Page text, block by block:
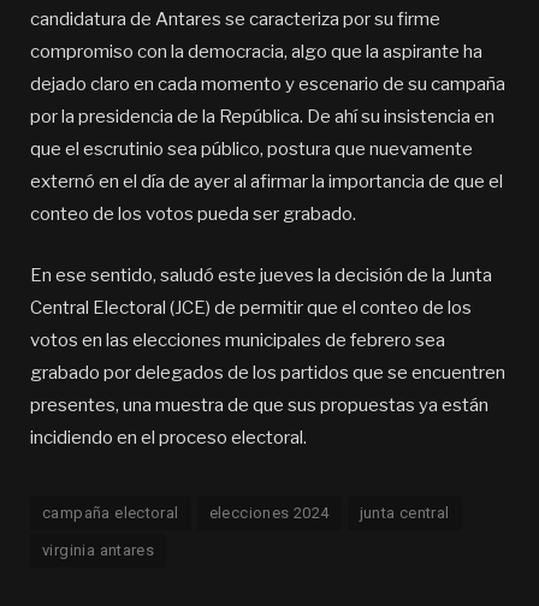
candidatura de Antares se caracteriza por su firme
compromiso con la democracia, algo que la aspirante ha
dejado claro en cada momento y escenario de su campaña
por la presidencia de la República. De ahí su insistencia en
que el escrutinio sea público, postura que nuevamente
externó en el día de ayer al afirmar la importancia de que el
conteo de los votos pueda ser grabado.
En ese sentido, saludó este jueves la decisión de la Junta
Central Electoral (JCE) de permitir que el conteo de los
votos en las elecciones municipales de febrero sea
grabado por delegados de los partidos que se encuentren
presentes, una muestra de que sus propuestas ya están
incidiendo en el proceso electoral.
campaña electoral elecciones 2024 junta central
virginia antares